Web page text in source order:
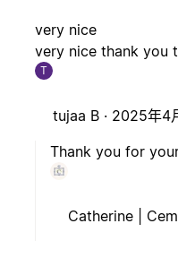
very nice
very nice thank you
T
tujaa B · 2025年4
Thank you for
Catherine |